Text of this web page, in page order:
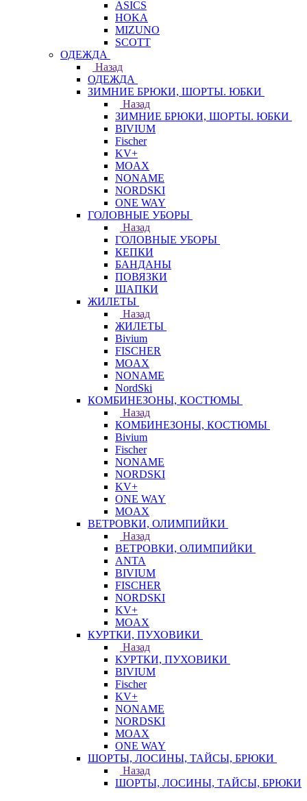
ASICS
HOKA
MIZUNO
SCOTT
ОДЕЖДА
Назад
ОДЕЖДА
ЗИМНИЕ БРЮКИ, ШОРТЫ. ЮБКИ
Назад
ЗИМНИЕ БРЮКИ, ШОРТЫ. ЮБКИ
BIVIUM
Fischer
KV+
MOAX
NONAME
NORDSKI
ONE WAY
ГОЛОВНЫЕ УБОРЫ
Назад
ГОЛОВНЫЕ УБОРЫ
КЕПКИ
БАНДАНЫ
ПОВЯЗКИ
ШАПКИ
ЖИЛЕТЫ
Назад
ЖИЛЕТЫ
Bivium
FISCHER
MOAX
NONAME
NordSki
КОМБИНЕЗОНЫ, КОСТЮМЫ
Назад
КОМБИНЕЗОНЫ, КОСТЮМЫ
Bivium
Fischer
NONAME
NORDSKI
KV+
ONE WAY
MOAX
ВЕТРОВКИ, ОЛИМПИЙКИ
Назад
ВЕТРОВКИ, ОЛИМПИЙКИ
ANTA
BIVIUM
FISCHER
NORDSKI
KV+
MOAX
КУРТКИ, ПУХОВИКИ
Назад
КУРТКИ, ПУХОВИКИ
BIVIUM
Fischer
KV+
NONAME
NORDSKI
MOAX
ONE WAY
ШОРТЫ, ЛОСИНЫ, ТАЙСЫ, БРЮКИ
Назад
ШОРТЫ, ЛОСИНЫ, ТАЙСЫ, БРЮКИ